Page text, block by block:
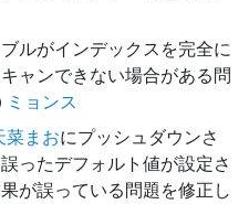
ルがインデックスを完全に
ャンできない場合がある問
ミョンス
菜まおにプッシュダウンさ
ったデフォルト値が設定さ
が誤っている問題を修正し